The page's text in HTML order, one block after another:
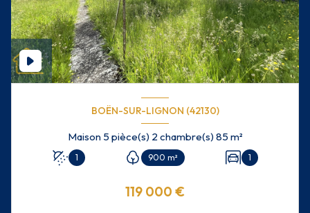
BOËN-SUR-LIGNON (42130)
Maison 5 pièce(s) 2 chambre(s) 85 m²
1 900 m² 1
119 000 €